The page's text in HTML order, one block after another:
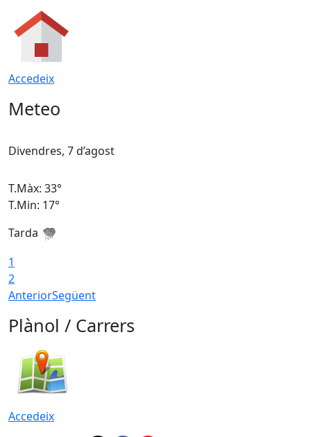
Accedeix
Meteo
Divendres, 7 d’agost
T.Màx: 33°
T.Min: 17°
Tarda
1
2
AnteriorSegüent
Plànol / Carrers
Accedeix